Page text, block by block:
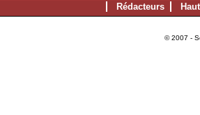
Rédacteurs
© 2007 -